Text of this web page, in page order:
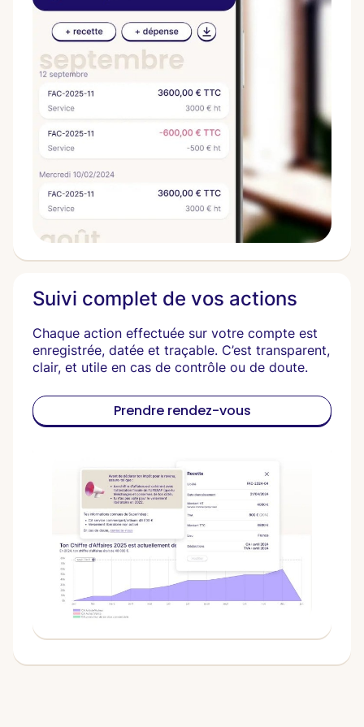
Suivi complet de vos actions
Chaque action effectuée sur votre compte est
enregistrée, datée et traçable. C’est transparent,
clair, et utile en cas de contrôle ou de doute.
Prendre rendez-vous